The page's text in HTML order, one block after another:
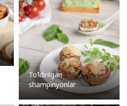
To’ldirilgan
shampinyonlar